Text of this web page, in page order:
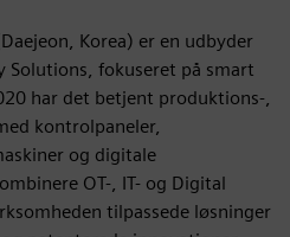
Korea) er en udbyder
Solutions, fokuseret på smart
har det betjent produktions-,
kontrolpaneler,
og digitale
OT-, IT- og Digital
tilpassede løsninger